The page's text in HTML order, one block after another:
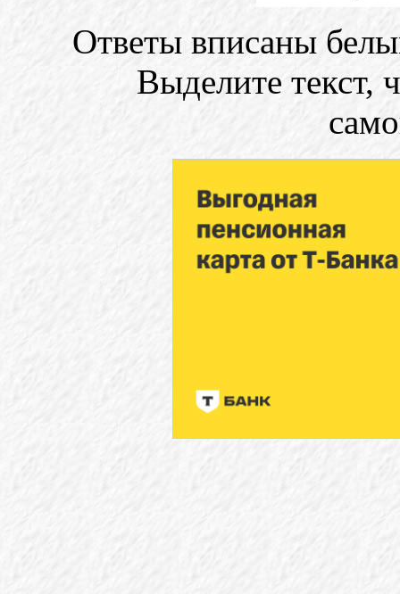
Ответы вписаны
Выделите текст,